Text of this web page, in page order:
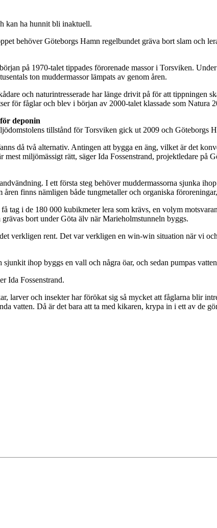
kan ha hunnit bli inaktuell.
behöver Göteborgs Hamn regelbundet gräva bort slam och
på 1970-talet tippades förorenade massor i Torsviken.
ton muddermassor lämpats av genom åren.
och naturintresserade har länge drivit på för att tippningen
för fåglar och blev i början av 2000-talet klassade som Natura
deponin
tillstånd för Torsviken gick ut 2009 och Göteborgs
då två alternativ. Antingen att bygga en äng, vilket är det
miljömässigt rätt, säger Ida Fossenstrand, projektledare på
I ett första steg behöver muddermassorna sjunka
åren finns nämligen både tungmetaller och organiska
tag i de 180 000 kubikmeter lera som krävs, en volym
bort under Göta älv när Marieholmstunneln byggs.
verkligen rent. Det var verkligen en win-win situation när vi
ihop byggs en vall och några öar, och sedan pumpas
Ida Fossenstrand.
larver och insekter har förökat sig så mycket att fåglarna blir
vatten. Då är det bara att ta med kikaren, krypa in i ett av de